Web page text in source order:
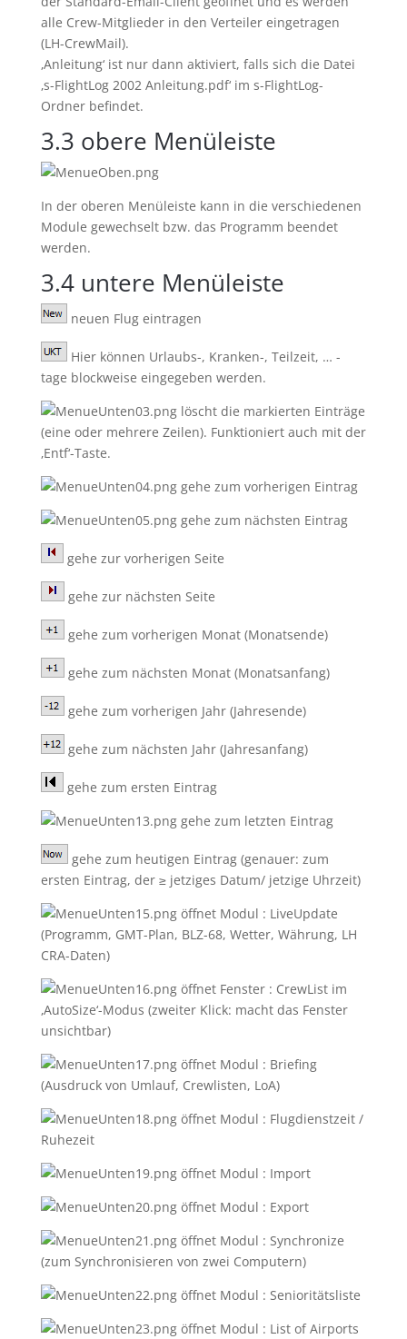
alle Crew-Mitglieder in den Verteiler eingetragen
(LH-CrewMail).
‚Anleitung‘ ist nur dann aktiviert, falls sich die Datei
‚s-FlightLog 2002 Anleitung.pdf‘ im s-FlightLog-
Ordner befindet.
3.3 obere Menüleiste
In der oberen Menüleiste kann in die verschiedenen
Module gewechselt bzw. das Programm beendet
werden.
3.4untere Menüleiste
neuen Flug eintragen
Hier können Urlaubs-, Kranken-, Teilzeit, … -
tage blockweise eingegeben werden.
löscht die markierten Einträge
(eine oder mehrere Zeilen). Funktioniert auch mit der
‚Entf‘-Taste.
gehe zum vorherigen Eintrag
gehe zum nächsten Eintrag
gehe zur vorherigen Seite
gehe zur nächsten Seite
gehe zum vorherigen Monat (Monatsende)
gehe zum nächsten Monat (Monatsanfang)
gehe zum vorherigen Jahr (Jahresende)
gehe zum nächsten Jahr (Jahresanfang)
gehe zum ersten Eintrag
gehe zum letzten Eintrag
gehe zum heutigen Eintrag (genauer: zum
ersten Eintrag, der ≥ jetziges Datum/ jetzige Uhrzeit)
öffnet Modul : LiveUpdate
(Programm, GMT-Plan, BLZ-68, Wetter, Währung, LH
CRA-Daten)
öffnet Fenster : CrewList im
‚AutoSize‘-Modus (zweiter Klick: macht das Fenster
unsichtbar)
öffnet Modul : Briefing
(Ausdruck von Umlauf, Crewlisten, LoA)
öffnet Modul : Flugdienstzeit /
Ruhezeit
öffnet Modul : Import
öffnet Modul : Export
öffnet Modul : Synchronize
(zum Synchronisieren von zwei Computern)
öffnet Modul : Senioritätsliste
öffnet Modul : List of Airports